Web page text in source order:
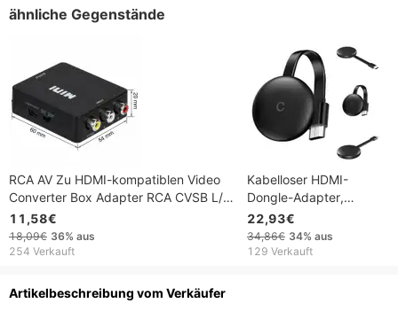
ähnliche Gegenstände
RCA AV Zu HDMI-kompatiblen Video
Converter Box Adapter RCA CVSB L/R
Video Zu HD 1080P HDMI-kompatiblen
Adapter HDTV Konverter
11,58€
18,09€ 36% aus
254 Verkauft
Kabelloser HDMI-
Dongle-Adapter,
Miracast-
Bildschirmadapter
22,93€
34,86€ 34% aus
129 Verkauft
Artikelbeschreibung vom Verkäufer